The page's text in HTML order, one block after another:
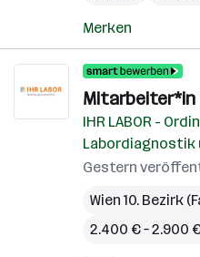
Merken
Mitarbeiter*in
IHR LABOR -
Labordiagnostik
Gestern
Wien 10. Bezirk
2.400 € – 2.900